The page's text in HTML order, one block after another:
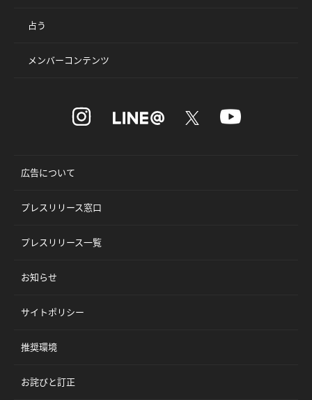
占う
メンバーコンテンツ
広告について
プレスリリース窓口
プレスリリース一覧
お知らせ
サイトポリシー
推奨環境
お詫びと訂正